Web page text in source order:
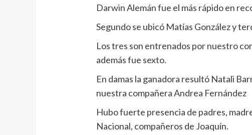
Darwin Alemán fue el más rápido en
Segundo se ubicó Matías González y
Los tres son entrenados por nuestro
además fue sexto.
En damas la ganadora resultó Natali
nuestra compañera Andrea Fernández
Hubo fuerte presencia de padres,
Nacional, compañeros de Joaquín.